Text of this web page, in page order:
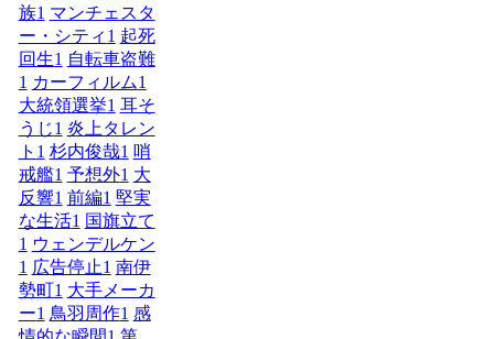
族1 マンチェスタ
ー・シティ 1 起死
回生1 自転車盗難
1 カーフィルム1
大統領選挙1 耳そ
うじ1 炎上タレン
ト 1 杉内俊哉1 哨
戒艦1 予想外1 大
反響1 前編1 堅実
な生活1 国旗立て
1 ウェンデルケン
1 広告停止1 南伊
勢町1 大手メーカ
ー1 鳥羽周作1 感